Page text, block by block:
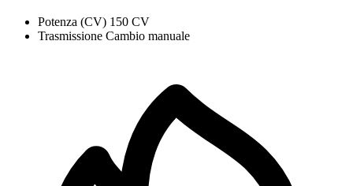
Potenza (CV) 150 CV
Trasmissione Cambio manuale